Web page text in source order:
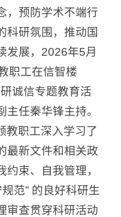
，预防学术不端行
科研氛围，推动国
发展，2026年5月
职工在信智楼
诚信专题教育活
任秦华锋主持。
教职工深入学习了
最新文件和相关政
束、自我管理，
范” 的良好科研生
审查贯穿科研活动